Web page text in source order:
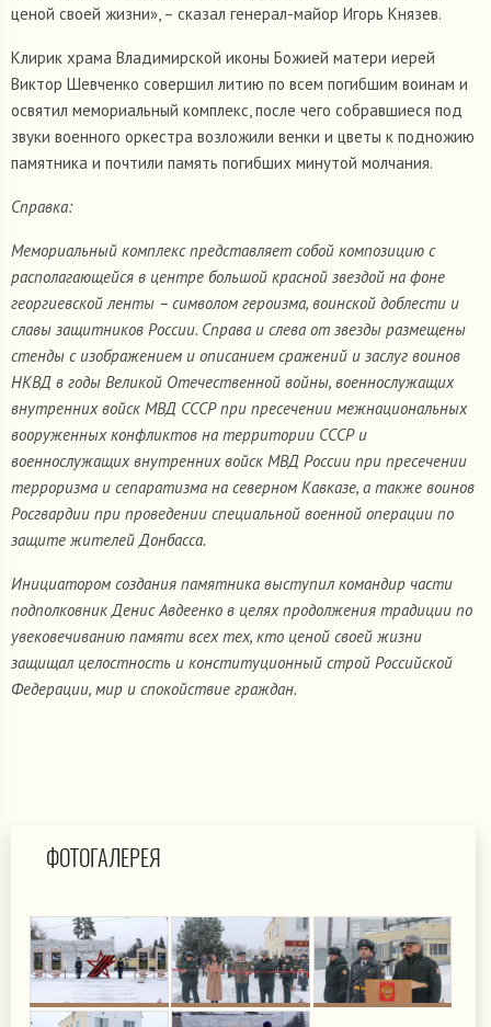
ценой своей жизни», – сказал генерал-майор Игорь Князев.
Клирик храма Владимирской иконы Божией матери иерей
Виктор Шевченко совершил литию по всем погибшим воинам и
освятил мемориальный комплекс, после чего собравшиеся под
звуки военного оркестра возложили венки и цветы к подножию
памятника и почтили память погибших минутой молчания.
Справка:
Мемориальный комплекс представляет собой композицию с
располагающейся в центре большой красной звездой на фоне
георгиевской ленты – символом героизма, воинской доблести и
славы защитников России. Справа и слева от звезды размещены
стенды с изображением и описанием сражений и заслуг воинов
НКВД в годы Великой Отечественной войны, военнослужащих
внутренних войск МВД СССР при пресечении межнациональных
вооруженных конфликтов на территории СССР и
военнослужащих внутренних войск МВД России при пресечении
терроризма и сепаратизма на северном Кавказе, а также воинов
Росгвардии при проведении специальной военной операции по
защите жителей Донбасса.
Инициатором создания памятника выступил командир части
подполковник Денис Авдеенко в целях продолжения традиции по
увековечиванию памяти всех тех, кто ценой своей жизни
защищал целостность и конституционный строй Российской
Федерации, мир и спокойствие граждан.
ФОТОГАЛЕРЕЯ